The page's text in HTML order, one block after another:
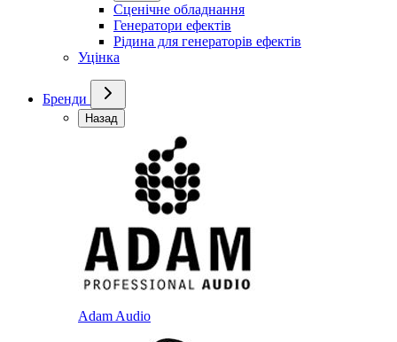
Сценічне обладнання
Генератори ефектів
Рідина для генераторів ефектів
Уцінка
Бренди
Назад
Adam Audio